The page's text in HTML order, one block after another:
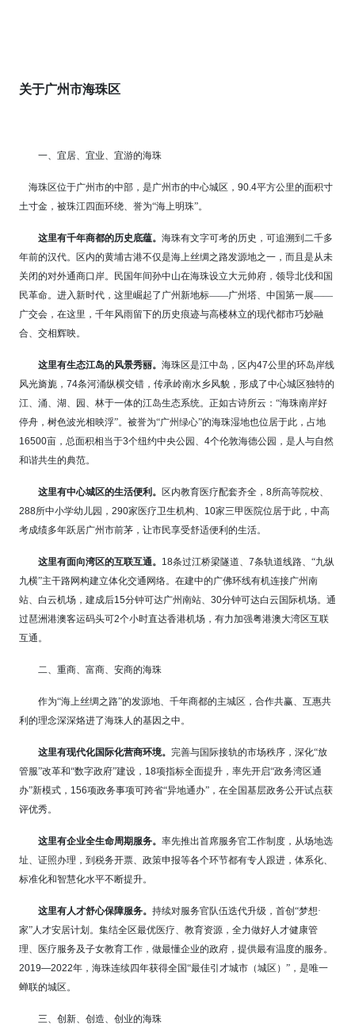
关于广州市海珠区
一、宜居、宜业、宜游的海珠
海珠区位于广州市的中部，是广州市的中心城区， 90.4平方公里的面积寸
土寸金，被珠江四面环绕、誉为“海上明珠”。
这里有千年商都的历史底蕴。海珠有文字可考的历史，可追溯到二千多
年前的汉代。区内的黄埔古港不仅是海上丝绸之路发源地之一，而且是从未
关闭的对外通商口岸。民国年间孙中山在海珠设立大元帅府，领导北伐和国
民革命。进入新时代，这里崛起了广州新地标——广州塔、中国第一展——
广交会，在这里，千年风雨留下的历史痕迹与高楼林立的现代都市巧妙融
合、交相辉映。
这里有生态江岛的风景秀丽。海珠区是江中岛，区内47公里的环岛岸线
风光旖旎， 74条河涌纵横交错，传承岭南水乡风貌，形成了中心城区独特的
江、涌、湖、园、林于一体的江岛生态系统。正如古诗所云：“海珠南岸好
停舟，树色波光相映浮”。被誉为“广州绿心”的海珠湿地也位居于此，占地
16500亩，总面积相当于3个纽约中央公园、 4个伦敦海德公园，是人与自然
和谐共生的典范。
这里有中心城区的生活便利。 区内教育医疗配套齐全，8所高等院校、
288所中小学幼儿园， 290家医疗卫生机构、 10家三甲医院位居于此，中高
考成绩多年跃居广州市前茅，让市民享受舒适便利的生活。
这里有面向湾区的互联互通。 18条过江桥梁隧道、7条轨道线路、“九纵
九横”主干路网构建立体化交通网络。在建中的广佛环线有机连接广州南
站、白云机场，建成后15分钟可达广州南站、 30分钟可达白云国际机场。通
过琶洲港澳客运码头可2个小时直达香港机场，有力加强粤港澳大湾区互联
互通。
二、重商、富商、安商的海珠
作为“海上丝绸之路”的发源地、千年商都的主城区，合作共赢、互惠共
利的理念深深烙进了海珠人的基因之中。
这里有现代化国际化营商环境。完善与国际接轨的市场秩序，深化“放
管服”改革和“数字政府”建设， 18项指标全面提升，率先开启“政务湾区通
办”新模式， 156项政务事项可跨省“异地通办”，在全国基层政务公开试点获
评优秀。
这里有企业全生命周期服务。率先推出首席服务官工作制度，从场地选
址、证照办理，到税务开票、政策申报等各个环节都有专人跟进，体系化、
标准化和智慧化水平不断提升。
这里有人才舒心保障服务。持续对服务官队伍迭代升级，首创“梦想·
家”人才安居计划。集结全区最优医疗、教育资源，全力做好人才健康管
理、医疗服务及子女教育工作，做最懂企业的政府，提供最有温度的服务。
2019—2022年，海珠连续四年获得全国“最佳引才城市（城区）”，是唯一
蝉联的城区。
三、创新、创造、创业的海珠